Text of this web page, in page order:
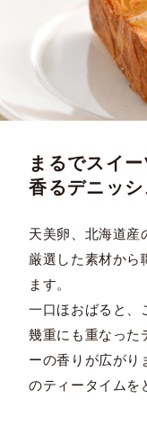
まるでスイ
香るデニッシ
天美卵、北海道産
厳選した素材から
ます。
一口ほおばると、
幾重にも重なった
ーの香りが広がり
のティータイムを